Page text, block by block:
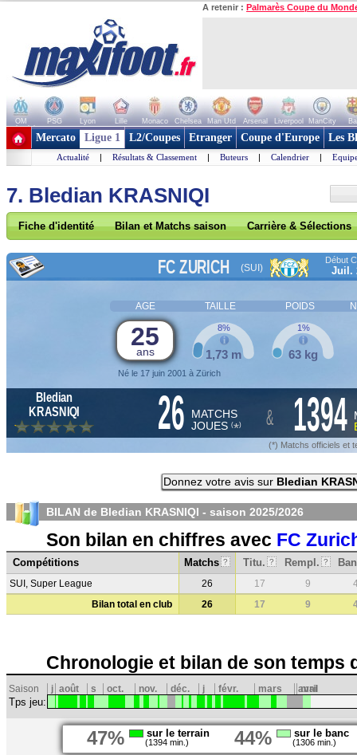
A retenir : Palmarès Coupe du
OM PSG Lyon Lille Monaco Chelsea Man Utd Arsenal Liverpool ManCity
+ de clubs
Mercato Ligue 1 L2/Coupes Etranger Coupe d'Europe Les
Actualité | Résultats & Classement | Buteurs | Calendrier |
7. Bledian KRASNIQI
Fiche d'identité Bilan et Matchs saison Carrière & Sélections
FC ZURICH (SUI)
Début
Juil.
AGE TAILLE POIDS
25
ans
Né le 17 juin 2001 à Zürich
1,73 m
8%
63 kg
1%
Bledian
KRASNIQI
26 MATCHS
JOUES (*) & 1394
(*) Matchs officiels et
Donnez votre avis sur Bledian
BILAN de Bledian KRASNIQI - saison 2025/2026
Son bilan en chiffres avec FC
Compétitions Matchs ? Titu. ? Rempl. ?
SUI, Super League 26 17 9
Bilan total en club
26 17 9
Chronologie et bilan de son temps
Saison j août s oct. nov. déc. j févr. mars avril
mai
Tps jeu:
47% sur le terrain
(1394 min.) 44% sur le banc
(1306 min.)